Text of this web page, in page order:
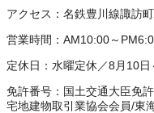
アクセス： 名鉄豊川線諏訪
営業時間： AM10:00～
定休日： 水曜定休／8月10
免許番号： 国土交通大臣免
宅地建物取引業協会会員/東